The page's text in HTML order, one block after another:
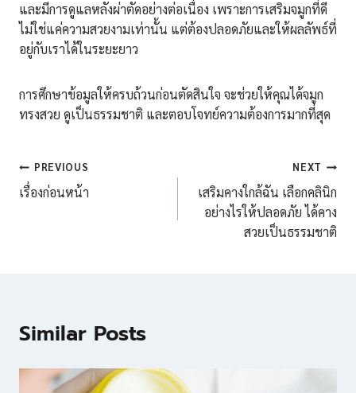
และมีการดูแลหลังผ่าตัดอย่างต่อเนื่อง เพราะการเสริมจมูกที่ดี
ไม่ใช่แค่ความสวยงามเท่านั้น แต่ต้องปลอดภัยและให้ผลลัพธ์ที่
อยู่กับเราได้ในระยะยาว
การศึกษาข้อมูลให้ครบถ้วนก่อนตัดสินใจ จะช่วยให้คุณได้จมูก
ทรงสวย ดูเป็นธรรมชาติ และตอบโจทย์ความต้องการมากที่สุด
แนะแนว
เรื่อง
PREVIOUS
เรื่องก่อนหน้า
NEXT
เสริมคางใกล้ฉัน เลือกคลินิก
อย่างไรให้ปลอดภัย ได้คาง
สวยเป็นธรรมชาติ
Similar Posts